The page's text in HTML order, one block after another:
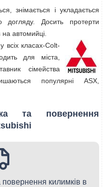
знімається і укладається
догляду. Досить протерти
автомийці.
всіх класах-Colt-
для міста,
сімейства
популярні ASX,
та повернення
килимків в